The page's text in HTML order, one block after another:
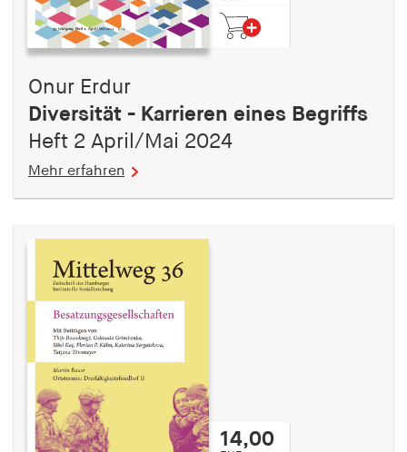
Onur Erdur
Diversität - Karrieren eines Begriffs
Heft 2 April/Mai 2024
Mehr erfahren
14,00